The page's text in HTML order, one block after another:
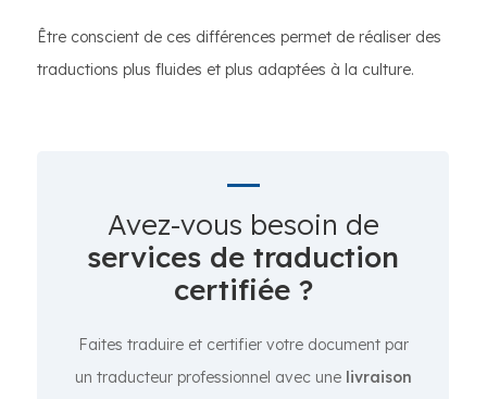
Être conscient de ces différences permet de réaliser des
traductions plus fluides et plus adaptées à la culture.
Avez-vous besoin de
services de traduction
certifiée ?
Faites traduire et certifier votre document par
un traducteur professionnel avec une livraison